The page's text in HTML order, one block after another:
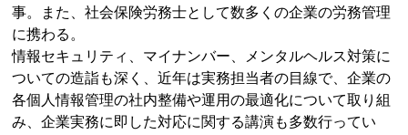
事。また、社会保険労務士として数多くの企業の労務管理
に携わる。
情報セキュリティ、マイナンバー、メンタルヘルス対策に
ついての造詣も深く、近年は実務担当者の目線で、企業の
各個人情報管理の社内整備や運用の最適化について取り組
み、企業実務に即した対応に関する講演も多数行ってい